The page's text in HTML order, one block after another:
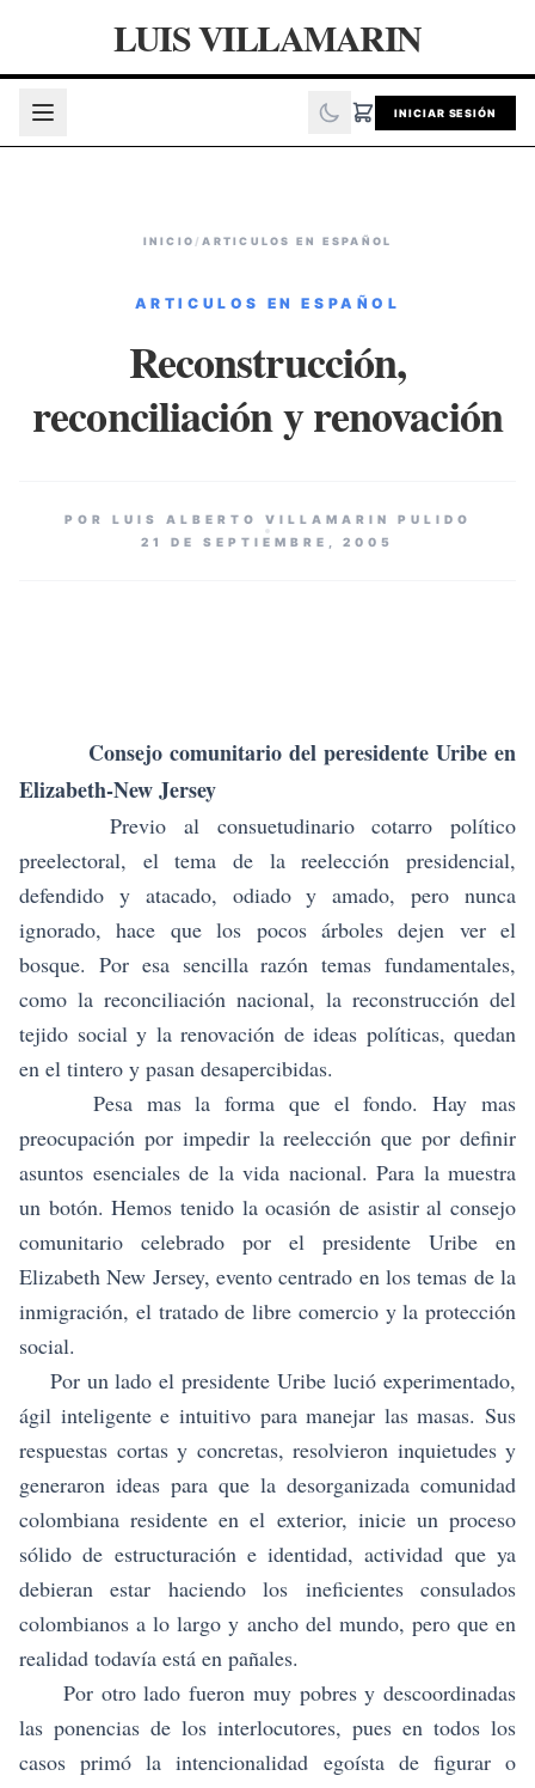
LUIS VILLAMARIN
INICIAR SESIÓN
INICIO /ARTICULOS EN ESPAÑOL
ARTICULOS EN ESPAÑOL
Reconstrucción,
reconciliación y renovación
POR LUIS ALBERTO VILLAMARIN PULIDO
21 DE SEPTIEMBRE, 2005
Consejo comunitario del peresidente Uribe en
Elizabeth-New Jersey
Previo al consuetudinario cotarro político
preelectoral, el tema de la reelección presidencial,
defendido y atacado, odiado y amado, pero nunca
ignorado, hace que los pocos árboles dejen ver el
bosque. Por esa sencilla razón temas fundamentales,
como la reconciliación nacional, la reconstrucción del
tejido social y la renovación de ideas políticas, quedan
en el tintero y pasan desapercibidas.
Pesa mas la forma que el fondo. Hay mas
preocupación por impedir la reelección que por definir
asuntos esenciales de la vida nacional. Para la muestra
un botón. Hemos tenido la ocasión de asistir al consejo
comunitario celebrado por el presidente Uribe en
Elizabeth New Jersey, evento centrado en los temas de la
inmigración, el tratado de libre comercio y la protección
social.
Por un lado el presidente Uribe lució experimentado,
ágil inteligente e intuitivo para manejar las masas. Sus
respuestas cortas y concretas, resolvieron inquietudes y
generaron ideas para que la desorganizada comunidad
colombiana residente en el exterior, inicie un proceso
sólido de estructuración e identidad, actividad que ya
debieran estar haciendo los ineficientes consulados
colombianos a lo largo y ancho del mundo, pero que en
realidad todavía está en pañales.
Por otro lado fueron muy pobres y descoordinadas
las ponencias de los interlocutores, pues en todos los
casos primó la intencionalidad egoísta de figurar o